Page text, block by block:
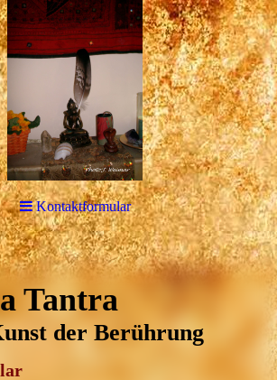
Kontaktformular
Tantra
der Berührung